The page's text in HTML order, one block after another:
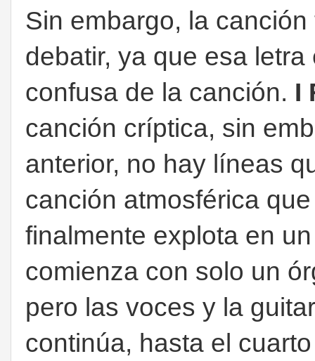
Sin embargo, la
debatir, ya que esa
confusa de la canción. I
canción críptica, sin
anterior, no hay líneas
canción atmosférica
finalmente explota en
comienza con solo un
pero las voces y la
continúa, hasta el